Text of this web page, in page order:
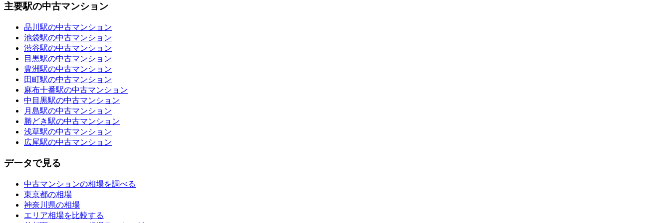
主要駅の中古マンション
品川駅の中古マンション
池袋駅の中古マンション
渋谷駅の中古マンション
目黒駅の中古マンション
豊洲駅の中古マンション
田町駅の中古マンション
麻布十番駅の中古マンション
中目黒駅の中古マンション
月島駅の中古マンション
勝どき駅の中古マンション
浅草駅の中古マンション
広尾駅の中古マンション
データで見る
中古マンションの相場を調べる
東京都の相場
神奈川県の相場
エリア相場を比較する